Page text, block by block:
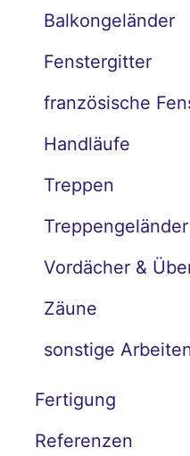
Balkongeländer
Fenstergitter
französische
Handläufe
Treppen
Treppengeländer
Vordächer &
Zäune
sonstige
Fertigung
Referenzen